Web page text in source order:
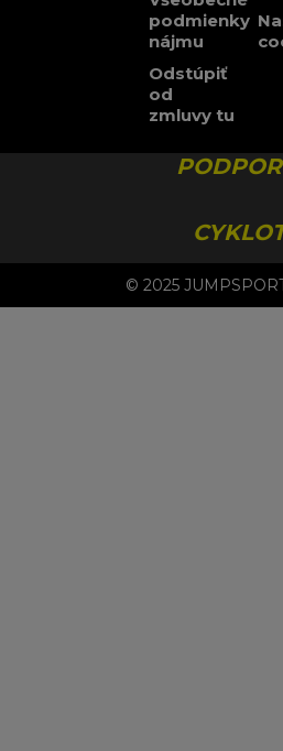
podmienky
nájmu
Odstúpiť
od
zmluvy tu
© 2025